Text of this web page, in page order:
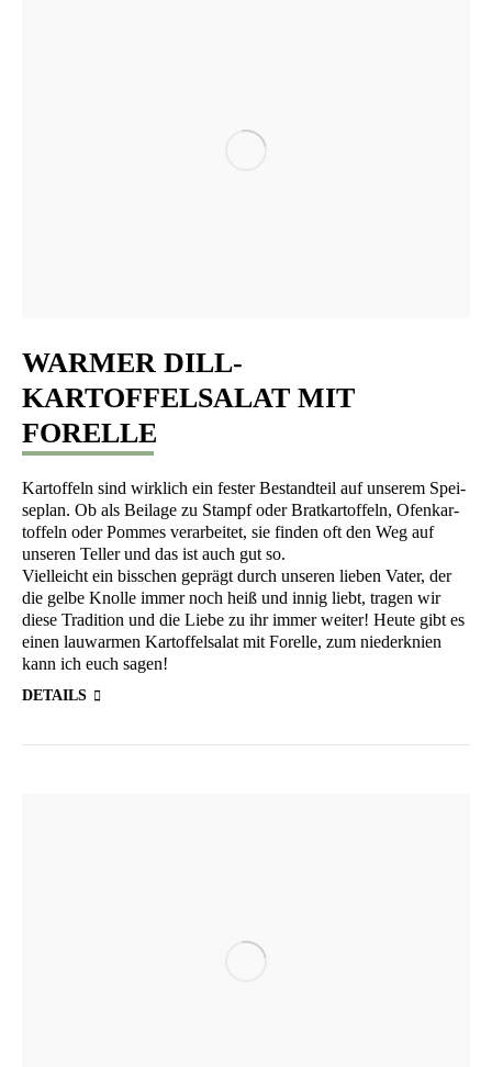
WARMER DILL-
KARTOFFELSALAT MIT
FORELLE
Kar­tof­feln sind wirk­lich ein fes­ter Bestand­teil auf unse­rem Spei­
se­plan. Ob als Bei­la­ge zu Stampf oder Brat­kar­tof­feln, Ofen­kar­
tof­feln oder Pom­mes ver­ar­bei­tet, sie fin­den oft den Weg auf
unse­ren Tel­ler und das ist auch gut so.
Viel­leicht ein biss­chen geprägt durch unse­ren lie­ben Vater, der
die gel­be Knol­le immer noch heiß und innig liebt, tra­gen wir
die­se Tra­di­ti­on und die Lie­be zu ihr immer wei­ter! Heu­te gibt es
einen lau­war­men Kar­tof­fel­sa­lat mit Forel­le, zum nie­der­knien
kann ich euch sagen!
DETAILS